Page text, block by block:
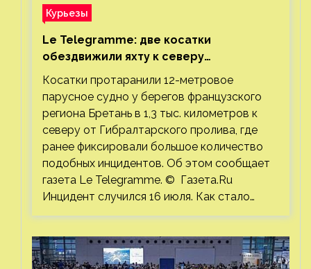
Курьезы
Le Telegramme: две косатки
обездвижили яхту к северу
от Гибралтарского пролива
Косатки протаранили 12-метровое
парусное судно у берегов французского
региона Бретань в 1,3 тыс. километров к
северу от Гибралтарского пролива, где
ранее фиксировали большое количество
подобных инцидентов. Об этом сообщает
газета Le Telegramme. © Газета.Ru
Инцидент случился 16 июля. Как стало…